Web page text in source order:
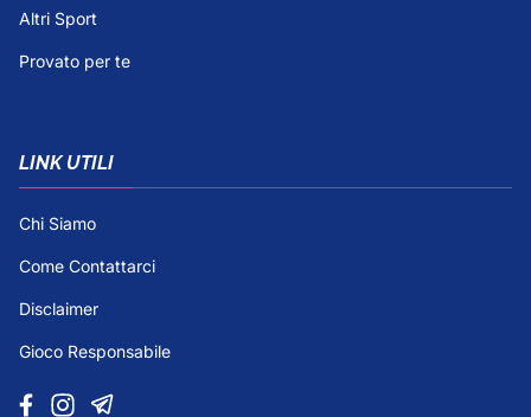
Altri Sport
Provato per te
LINK UTILI
Chi Siamo
Come Contattarci
Disclaimer
Gioco Responsabile